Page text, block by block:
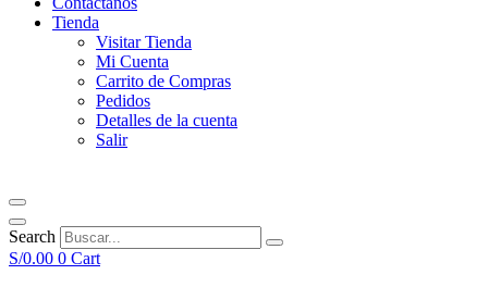
Tienda
Visitar Tienda
Mi Cuenta
Carrito de Compras
Pedidos
Detalles de la cuenta
Salir
Search
S/0.00 0 Cart